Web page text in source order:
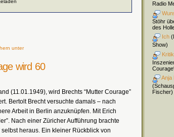
unter
wird 60
(11.01.1949), wird Brechts “Mutter Courage”
Bertolt Brecht versuchte damals – nach
Arbeit in Berlin anzuknüpfen. Mit Erich
Nach einer Züricher Aufführung brachte
heraus. Ein kleiner Rückblick von
Radio
Stöhr
des
Ich
Show)
Anja
Fischer)